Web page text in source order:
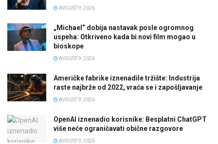
AVGUST 9, 2026
„Michael“ dobija nastavak posle ogromnog
uspeha: Otkriveno kada bi novi film mogao u
bioskope
AVGUST 9, 2026
Američke fabrike iznenadile tržište: Industrija
raste najbrže od 2022, vraća se i zapošljavanje
AVGUST 9, 2026
OpenAI iznenadio korisnike: Besplatni ChatGPT
više neće ograničavati obične razgovore
AVGUST 9, 2026